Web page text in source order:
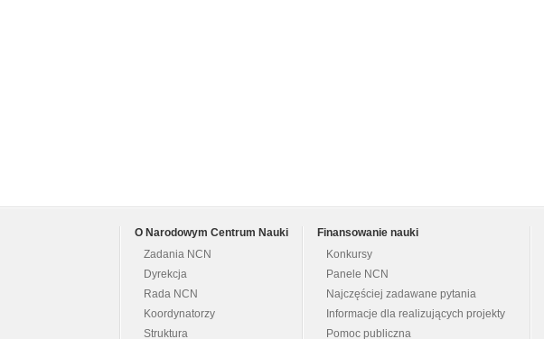
O Narodowym Centrum Nauki
Zadania NCN
Dyrekcja
Rada NCN
Koordynatorzy
Struktura
Finansowanie nauki
Konkursy
Panele NCN
Najczęściej zadawane pytania
Informacje dla realizujących projekty
Pomoc publiczna